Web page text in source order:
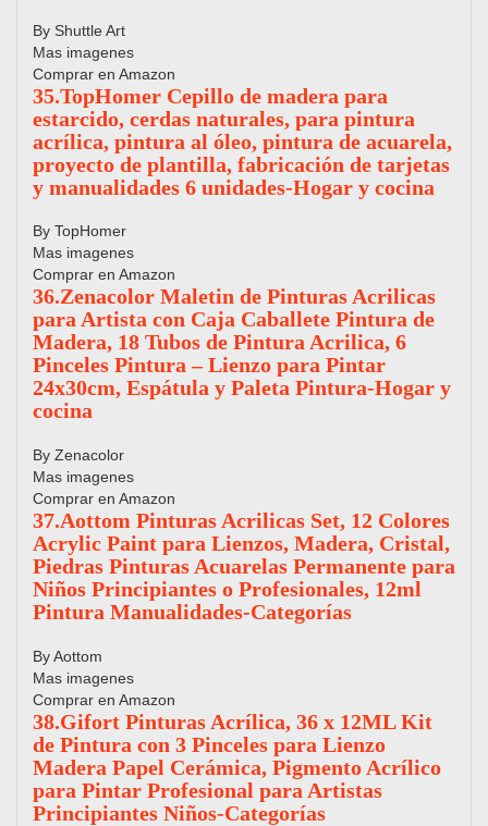
By Shuttle Art
Mas imagenes
Comprar en Amazon
35.TopHomer Cepillo de madera para
estarcido, cerdas naturales, para pintura
acrílica, pintura al óleo, pintura de acuarela,
proyecto de plantilla, fabricación de tarjetas
y manualidades 6 unidades-Hogar y cocina
By TopHomer
Mas imagenes
Comprar en Amazon
36.Zenacolor Maletin de Pinturas Acrilicas
para Artista con Caja Caballete Pintura de
Madera, 18 Tubos de Pintura Acrilica, 6
Pinceles Pintura – Lienzo para Pintar
24x30cm, Espátula y Paleta Pintura-Hogar y
cocina
By Zenacolor
Mas imagenes
Comprar en Amazon
37.Aottom Pinturas Acrilicas Set, 12 Colores
Acrylic Paint para Lienzos, Madera, Cristal,
Piedras Pinturas Acuarelas Permanente para
Niños Principiantes o Profesionales, 12ml
Pintura Manualidades-Categorías
By Aottom
Mas imagenes
Comprar en Amazon
38.Gifort Pinturas Acrílica, 36 x 12ML Kit
de Pintura con 3 Pinceles para Lienzo
Madera Papel Cerámica, Pigmento Acrílico
para Pintar Profesional para Artistas
Principiantes Niños-Categorías